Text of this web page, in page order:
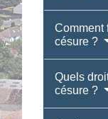
Comment
césure ?
Quels
césure ?